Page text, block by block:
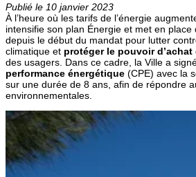
Publié le 10 janvier 2023
À l’heure où les tarifs de l’énergie
intensifie son plan Énergie et met en
depuis le début du mandat pour lutter
climatique et protéger le pouvoir d’achat
des usagers. Dans ce cadre, la Ville a
performance énergétique (CPE) avec la
sur une durée de 8 ans, afin de répondre
environnementales.